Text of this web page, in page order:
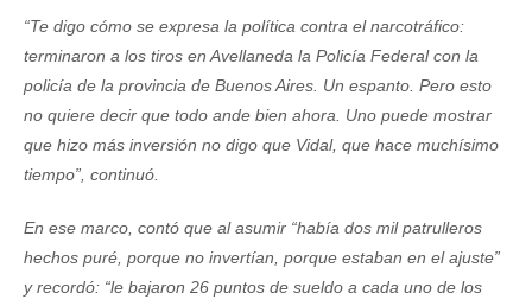
“Te digo cómo se expresa la política contra el narcotráfico:
terminaron a los tiros en Avellaneda la Policía Federal con la
policía de la provincia de Buenos Aires. Un espanto. Pero esto
no quiere decir que todo ande bien ahora. Uno puede mostrar
que hizo más inversión no digo que Vidal, que hace muchísimo
tiempo”, continuó.
En ese marco, contó que al asumir “había dos mil patrulleros
hechos puré, porque no invertían, porque estaban en el ajuste”
y recordó: “le bajaron 26 puntos de sueldo a cada uno de los